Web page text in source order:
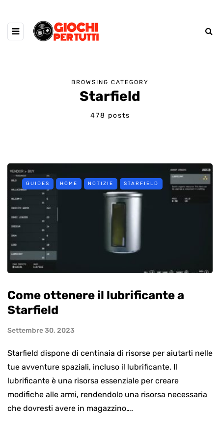
BROWSING CATEGORY
Starfield
478 posts
GUIDES HOME NOTIZIE STARFIELD
Come ottenere il lubrificante a
Starfield
Settembre 30, 2023
Starfield dispone di centinaia di risorse per aiutarti nelle
tue avventure spaziali, incluso il lubrificante. Il
lubrificante è una risorsa essenziale per creare
modifiche alle armi, rendendolo una risorsa necessaria
che dovresti avere in magazzino….